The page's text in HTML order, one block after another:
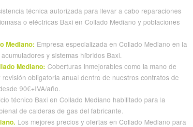
técnica autorizada para llevar a cabo reparaciones
o eléctricas Baxi en Collado Mediano y poblaciones
Mediano: Empresa especializada en Collado Mediano en la
y sistemas híbridos Baxi.
Mediano: Coberturas inmejorables como la mano de
obligatoria anual dentro de nuestros contratos de
90€+IVA/año.
técnico Baxi en Collado Mediano habilitado para la
de calderas de gas del fabricante.
Los mejores precios y ofertas en Collado Mediano para